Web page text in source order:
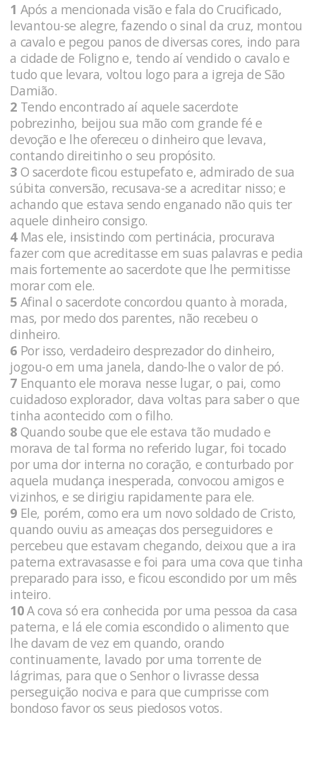
1 Após a mencionada visão e fala do Crucificado,
levantou-se alegre, fazendo o sinal da cruz, montou
a cavalo e pegou panos de diversas cores, indo para
a cidade de Foligno e, tendo aí vendido o cavalo e
tudo que levara, voltou logo para a igreja de São
Damião.
2 Tendo encontrado aí aquele sacerdote
pobrezinho, beijou sua mão com grande fé e
devoção e lhe ofereceu o dinheiro que levava,
contando direitinho o seu propósito.
3 O sacerdote ficou estupefato e, admirado de sua
súbita conversão, recusava-se a acreditar nisso; e
achando que estava sendo enganado não quis ter
aquele dinheiro consigo.
4Mas ele, insistindo com pertinácia, procurava
fazer com que acreditasse em suas palavras e pedia
mais fortemente ao sacerdote que lhe permitisse
morar com ele.
5 Afinal o sacerdote concordou quanto à morada,
mas, por medo dos parentes, não recebeu o
dinheiro.
6 Por isso, verdadeiro desprezador do dinheiro,
jogou-o em uma janela, dando-lhe o valor de pó.
7 Enquanto ele morava nesse lugar, o pai, como
cuidadoso explorador, dava voltas para saber o que
tinha acontecido com o filho.
8 Quando soube que ele estava tão mudado e
morava de tal forma no referido lugar, foi tocado
por uma dor interna no coração, e conturbado por
aquela mudança inesperada, convocou amigos e
vizinhos, e se dirigiu rapidamente para ele.
9 Ele, porém, como era um novo soldado de Cristo,
quando ouviu as ameaças dos perseguidores e
percebeu que estavam chegando, deixou que a ira
paterna extravasasse e foi para uma cova que tinha
preparado para isso, e ficou escondido por um mês
inteiro.
10A cova só era conhecida por uma pessoa da casa
paterna, e lá ele comia escondido o alimento que
lhe davam de vez em quando, orando
continuamente, lavado por uma torrente de
lágrimas, para que o Senhor o livrasse dessa
perseguição nociva e para que cumprisse com
bondoso favor os seus piedosos votos.